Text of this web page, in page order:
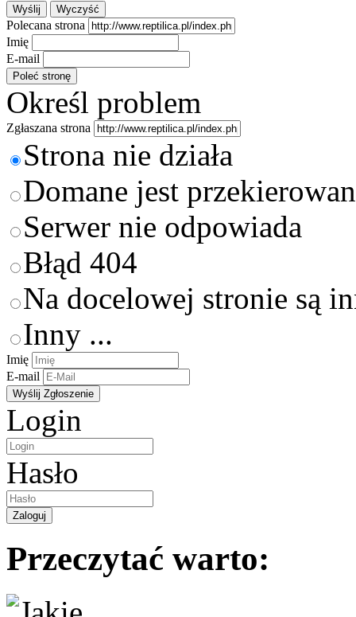
Polecana strona
Imię
E-mail
Określ problem
Zgłaszana strona
Strona nie działa
Domane jest
Serwer nie odpowiada
Błąd 404
Na docelowej stronie są
Inny ...
Imię
E-mail
Login
Hasło
Przeczytać warto: